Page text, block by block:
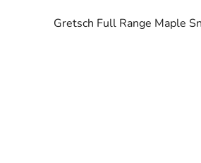
Gretsch Full Range Maple